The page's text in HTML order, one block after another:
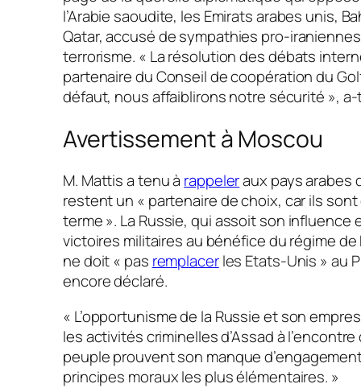
l’Arabie saoudite, les Emirats arabes unis,
Qatar, accusé de sympathies pro-
terrorisme. « La résolution des débats
partenaire du Conseil de coopération du
défaut, nous affaiblirons notre sécurité »,
Avertissement à Moscou
M. Mattis a tenu à rappeleraux pays arabes
restent un « partenaire de choix, car ils
terme ». La Russie, qui assoit son influence
victoires militaires au bénéfice du régime de
ne doit« pas remplacerles Etats-Unis » au
encore déclaré.
« L’opportunisme de la Russie et son
les activités criminelles d’Assad à
peuple prouvent son manque
principes moraux les plus élémentaires. »